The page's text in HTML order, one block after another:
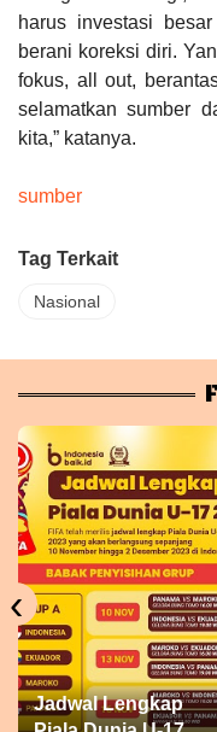
harus investasi
berani koreksi diri.
fokus, all out,
selamatkan sumber
kita,” katanya.
sumber
Tag Terkait
Nasional
Jadwal Lengkap
‹